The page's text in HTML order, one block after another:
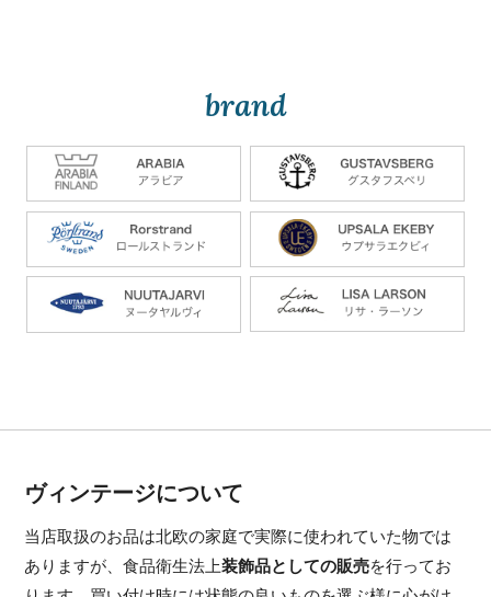
brand
ヴィンテージについて
当店取扱のお品は北欧の家庭で実際に使われていた物では
ありますが、食品衛生法上装飾品としての販売を行ってお